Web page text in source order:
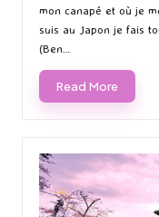
mon canapé et où je
suis au Japon je fais
(Ben…
Read More